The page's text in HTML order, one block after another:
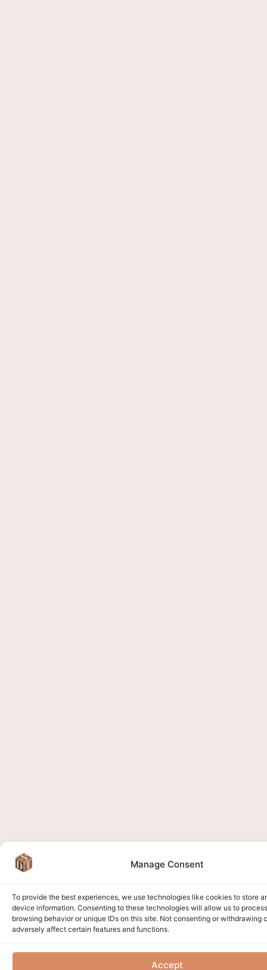
Manage Consent
To provide the best experiences, we use technologies like cookies to store
device information. Consenting to these technologies will allow us to
browsing behavior or unique IDs on this site. Not consenting or withdrawing
adversely affect certain features and functions.
Accept